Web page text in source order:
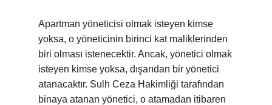
Apartman yöneticisi olmak isteyen kimse
yoksa, o yöneticinin birinci kat maliklerinden
biri olması istenecektir. Ancak, yönetici olmak
isteyen kimse yoksa, dışarıdan bir yönetici
atanacaktır. Sulh Ceza Hakimliği tarafından
binaya atanan yönetici, o atamadan itibaren